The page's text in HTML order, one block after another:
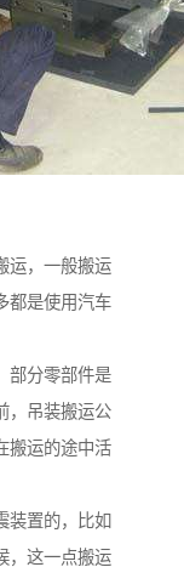
运，一般搬运
都是使用汽车
部分零部件是
，吊装搬运公
搬运的途中活
装置的，比如
，这一点搬运